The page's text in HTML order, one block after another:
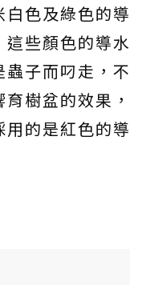
色及綠色的導
些顏色的導水
子而叼走，不
樹盆的效果，
的是紅色的導